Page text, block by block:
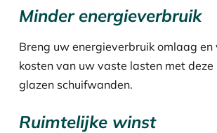
Minder energieverbruik
Breng uw energieverbruik omlaag en
kosten van uw vaste lasten met deze
glazen schuifwanden.
Ruimtelijke winst